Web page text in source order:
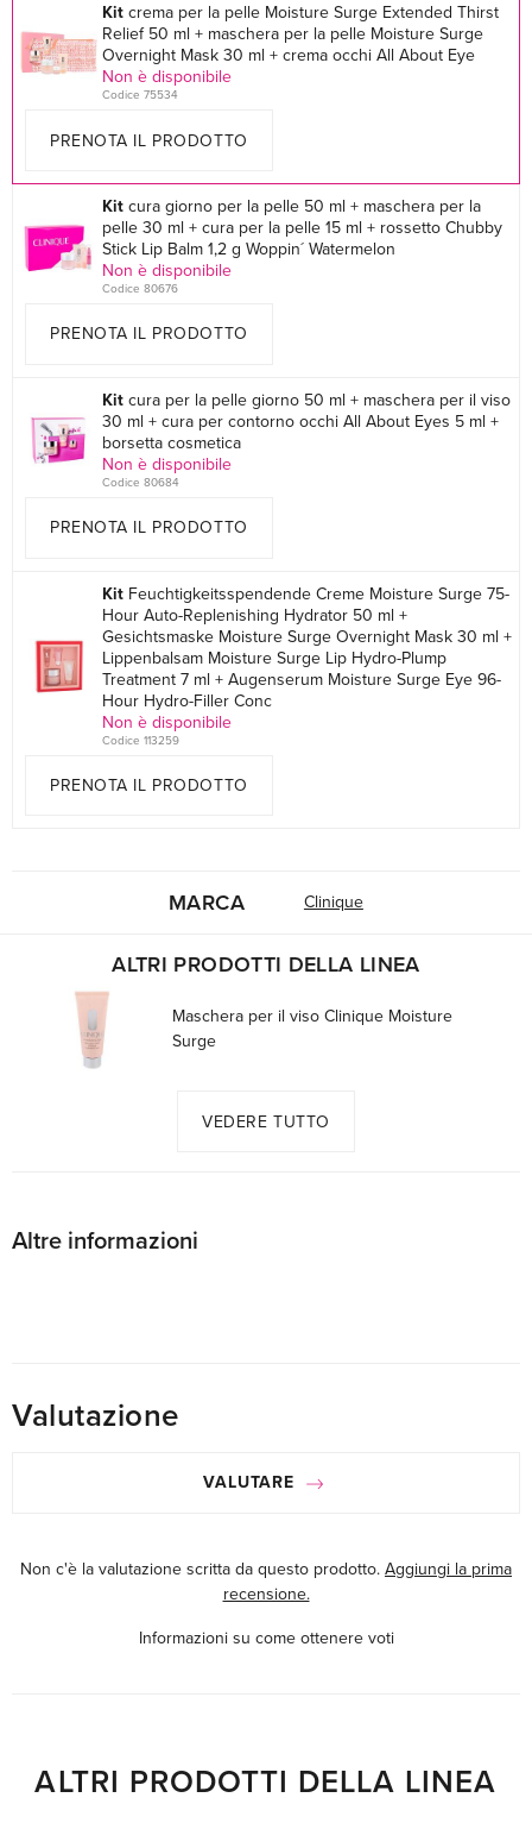
Kit crema per la pelle Moisture Surge Extended Thirst
Relief 50 ml + maschera per la pelle Moisture Surge
Overnight Mask 30 ml + crema occhi All About Eye
Non è disponibile
Codice 75534
PRENOTA IL PRODOTTO
Kit cura giorno per la pelle 50 ml + maschera per la
pelle 30 ml + cura per la pelle 15 ml + rossetto Chubby
Stick Lip Balm 1,2 g Woppin´ Watermelon
Non è disponibile
Codice 80676
PRENOTA IL PRODOTTO
Kit cura per la pelle giorno 50 ml + maschera per il viso
30 ml + cura per contorno occhi All About Eyes 5 ml +
borsetta cosmetica
Non è disponibile
Codice 80684
PRENOTA IL PRODOTTO
Kit Feuchtigkeitsspendende Creme Moisture Surge 75-
Hour Auto-Replenishing Hydrator 50 ml +
Gesichtsmaske Moisture Surge Overnight Mask 30 ml +
Lippenbalsam Moisture Surge Lip Hydro-Plump
Treatment 7 ml + Augenserum Moisture Surge Eye 96-
Hour Hydro-Filler Conc
Non è disponibile
Codice 113259
PRENOTA IL PRODOTTO
MARCA Clinique
ALTRI PRODOTTI DELLA LINEA
Maschera per il viso Clinique Moisture
Surge
VEDERE TUTTO
Altre informazioni
Valutazione
VALUTARE
Non c'è la valutazione scritta da questo prodotto. Aggiungi la prima
recensione.
Informazioni su come ottenere voti
ALTRI PRODOTTI DELLA LINEA